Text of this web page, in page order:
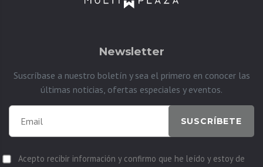
Newsletter
Suscríbase a nuestro boletín y sea el primero en conocer las
últimas noticias, ofertas especiales y eventos.
SUSCRÍBETE
Acepto recibir información y confirmo que he leído y estoy de